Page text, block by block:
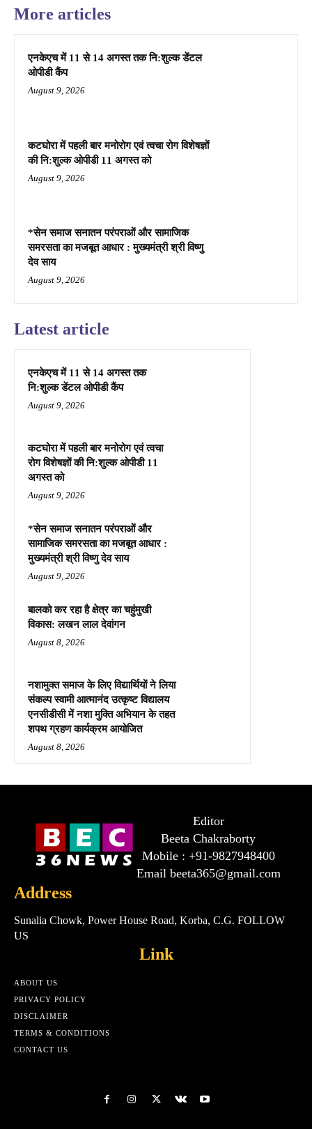
More articles
एनकेएच में 11 से 14 अगस्त तक नि:शुल्क डेंटल
ओपीडी कैंप
August 9, 2026
कटघोरा में पहली बार मनोरोग एवं त्वचा रोग विशेषज्ञों
की नि:शुल्क ओपीडी 11 अगस्त को
August 9, 2026
*सेन समाज सनातन परंपराओं और सामाजिक
समरसता का मजबूत आधार : मुख्यमंत्री श्री विष्णु
देव साय
August 9, 2026
Latest article
एनकेएच में 11 से 14 अगस्त तक
नि:शुल्क डेंटल ओपीडी कैंप
August 9, 2026
कटघोरा में पहली बार मनोरोग एवं त्वचा
रोग विशेषज्ञों की नि:शुल्क ओपीडी 11
अगस्त को
August 9, 2026
*सेन समाज सनातन परंपराओं और
सामाजिक समरसता का मजबूत आधार :
मुख्यमंत्री श्री विष्णु देव साय
August 9, 2026
बालको कर रहा है क्षेत्र का चहुंमुखी
विकास: लखन लाल देवांगन
August 8, 2026
नशामुक्त समाज के लिए विद्यार्थियों ने लिया
संकल्प स्वामी आत्मानंद उत्कृष्ट विद्यालय
एनसीडीसी में नशा मुक्ति अभियान के तहत
शपथ ग्रहण कार्यक्रम आयोजित
August 8, 2026
Editor
Beeta Chakraborty
Mobile : +91-9827948400
Email beeta365@gmail.com
Address
Sunalia Chowk, Power House Road, Korba, C.G. FOLLOW
US
Link
ABOUT US
PRIVACY POLICY
DISCLAIMER
TERMS & CONDITIONS
CONTACT US